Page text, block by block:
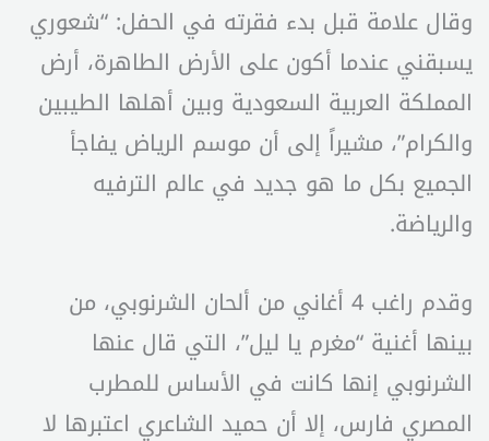
وقال علامة قبل بدء فقرته في الحفل: “شعوري
يسبقني عندما أكون على الأرض الطاهرة، أرض
المملكة العربية السعودية وبين أهلها الطيبين
والكرام”، مشيراً إلى أن موسم الرياض يفاجأ
الجميع بكل ما هو جديد في عالم الترفيه
والرياضة.
وقدم راغب 4 أغاني من ألحان الشرنوبي، من
بينها أغنية “مغرم يا ليل”، التي قال عنها
الشرنوبي إنها كانت في الأساس للمطرب
المصري فارس، إلا أن حميد الشاعري اعتبرها لا